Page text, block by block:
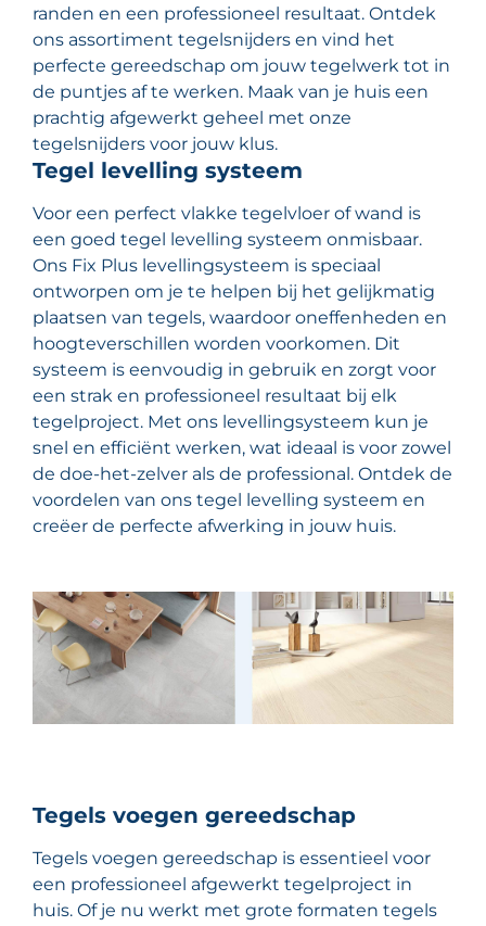
randen en een professioneel resultaat. Ontdek
ons assortiment tegelsnijders en vind het
perfecte gereedschap om jouw tegelwerk tot in
de puntjes af te werken. Maak van je huis een
prachtig afgewerkt geheel met onze
tegelsnijders voor jouw klus.
Tegel levelling systeem
Voor een perfect vlakke tegelvloer of wand is
een goed tegel levelling systeem onmisbaar.
Ons Fix Plus levellingsysteem is speciaal
ontworpen om je te helpen bij het gelijkmatig
plaatsen van tegels, waardoor oneffenheden en
hoogteverschillen worden voorkomen. Dit
systeem is eenvoudig in gebruik en zorgt voor
een strak en professioneel resultaat bij elk
tegelproject. Met ons levellingsysteem kun je
snel en efficiënt werken, wat ideaal is voor zowel
de doe-het-zelver als de professional. Ontdek de
voordelen van ons tegel levelling systeem en
creëer de perfecte afwerking in jouw huis.
Tegels voegen gereedschap
Tegels voegen gereedschap is essentieel voor
een professioneel afgewerkt tegelproject in
huis. Of je nu werkt met grote formaten tegels